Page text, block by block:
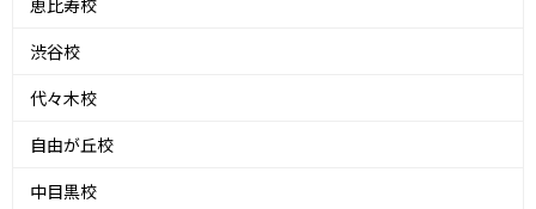
恵比寿校
渋谷校
代々木校
自由が丘校
中目黒校